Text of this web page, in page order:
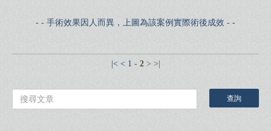
- - 手術效果因人而異，上圖為該案例實際術後成效 - -
|< < 1 - 2> >|